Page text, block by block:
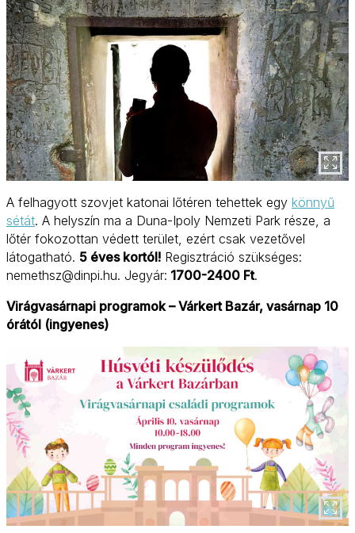
A felhagyott szovjet katonai lőtéren tehettek egy könnyű
sétát. A helyszín ma a Duna-Ipoly Nemzeti Park része, a
lőtér fokozottan védett terület, ezért csak vezetővel
látogatható. 5 éves kortól! Regisztráció szükséges:
nemethsz@dinpi.hu. Jegyár: 1700-2400 Ft.
Virágvasárnapi programok – Várkert Bazár, vasárnap 10
órától (ingyenes)